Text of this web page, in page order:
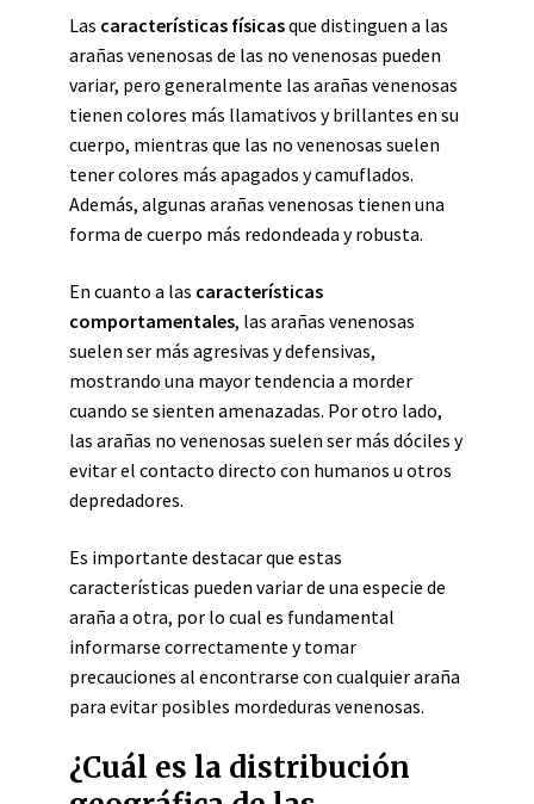
Las características físicasque distinguen a las
arañas venenosas de las no venenosas pueden
variar, pero generalmente las arañas venenosas
tienen colores más llamativos y brillantes en su
cuerpo, mientras que las no venenosas suelen
tener colores más apagados y camuflados.
Además, algunas arañas venenosas tienen una
forma de cuerpo más redondeada y robusta.
En cuanto a las características
comportamentales, las arañas venenosas
suelen ser más agresivas y defensivas,
mostrando una mayor tendencia a morder
cuando se sienten amenazadas. Por otro lado,
las arañas no venenosas suelen ser más dóciles y
evitar el contacto directo con humanos u otros
depredadores.
Es importante destacar que estas
características pueden variar de una especie de
araña a otra, por lo cual es fundamental
informarse correctamente y tomar
precauciones al encontrarse con cualquier araña
para evitar posibles mordeduras venenosas.
¿Cuál es la distribución